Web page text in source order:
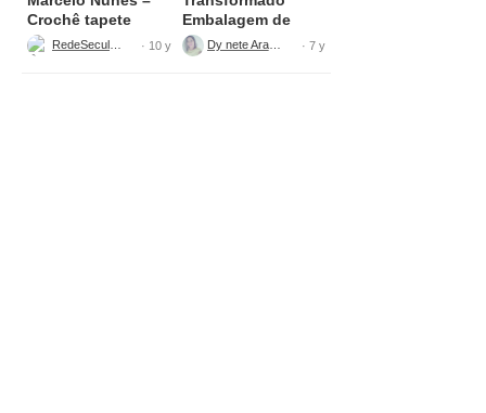
Crochê tapete
bolinha Parte 1
· 10 y
Embalagem de
Sabão
Dy nete Araújo · 7 y